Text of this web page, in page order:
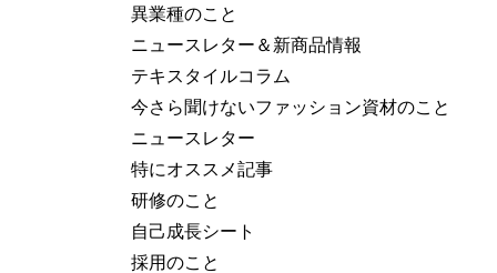
異業種のこと
ニュースレター＆新商品情報
テキスタイルコラム
今さら聞けないファッション資材のこと
ニュースレター
特にオススメ記事
研修のこと
自己成長シート
採用のこと